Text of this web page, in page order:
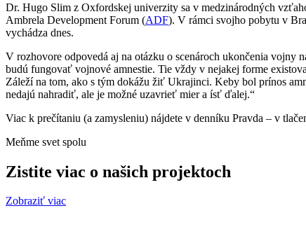
Dr. Hugo Slim z Oxfordskej univerzity sa v medzinárodných
Ambrela Development Forum (ADF). V rámci svojho pobytu v
vychádza dnes.
V rozhovore odpovedá aj na otázku o scenároch ukončenia vojny
budú fungovať vojnové amnestie. Tie vždy v nejakej forme
Záleží na tom, ako s tým dokážu žiť Ukrajinci. Keby bol prínos
nedajú nahradiť, ale je možné uzavrieť mier a ísť ďalej.“
Viac k prečítaniu (a zamysleniu) nájdete v denníku Pravda – v
Meňme svet spolu
Zistite viac o našich projektoch
Zobraziť viac